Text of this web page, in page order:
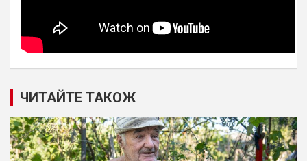
ЧИТАЙТЕ ТАКОЖ